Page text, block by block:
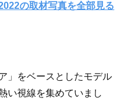
の取材写真を全部見る
」をベースとしたモデル
い視線を集めていまし